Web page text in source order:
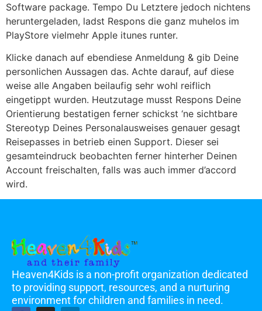
Software package. Tempo Du Letztere jedoch nichtens
heruntergeladen, ladst Respons die ganz muhelos im
PlayStore vielmehr Apple itunes runter.
Klicke danach auf ebendiese Anmeldung & gib Deine
personlichen Aussagen das. Achte darauf, auf diese
weise alle Angaben beilaufig sehr wohl reiflich
eingetippt wurden. Heutzutage musst Respons Deine
Orientierung bestatigen ferner schickst ‘ne sichtbare
Stereotyp Deines Personalausweises genauer gesagt
Reisepasses in betrieb einen Support. Dieser sei
gesamteindruck beobachten ferner hinterher Deinen
Account freischalten, falls was auch immer d’accord
wird.
Heaven4Kids is a non-profit organization dedicated
to providing support, resources, and a nurturing
environment for children and families in need.